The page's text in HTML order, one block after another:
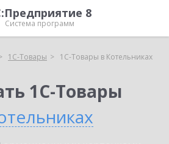
8
Система программ
1С-Товары 1С-Товары в Котельниках
1С-Товары